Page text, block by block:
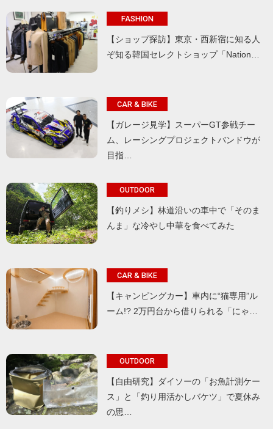
FASHION
【ショップ探訪】東京・西新宿に知る人
ぞ知る韓国セレクトショップ「Nation…
CAR & BIKE
【ガレージ見学】スーパーGT参戦チー
ム、レーシングプロジェクトバンドウが
目指…
OUTDOOR
【釣りメシ】林道沿いの車中で「そのま
んま」な冷やし中華を食べてみた
CAR & BIKE
【キャンピングカー】車内に“猫専用”ル
ーム!? 2万円台から借りられる「にゃ…
OUTDOOR
【自由研究】ダイソーの「お魚計測ケー
ス」と「釣り用活かしバケツ」で夏休み
の思…